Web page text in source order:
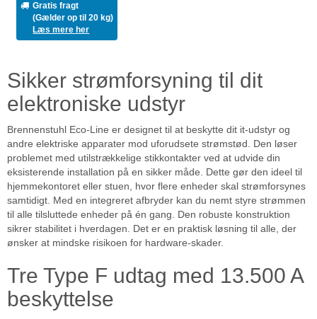
Gratis fragt
(Gælder op til 20 kg)
Læs mere her
Sikker strømforsyning til dit
elektroniske udstyr
Brennenstuhl Eco-Line er designet til at beskytte dit it-udstyr og
andre elektriske apparater mod uforudsete strømstød. Den løser
problemet med utilstrækkelige stikkontakter ved at udvide din
eksisterende installation på en sikker måde. Dette gør den ideel til
hjemmekontoret eller stuen, hvor flere enheder skal strømforsynes
samtidigt. Med en integreret afbryder kan du nemt styre strømmen
til alle tilsluttede enheder på én gang. Den robuste konstruktion
sikrer stabilitet i hverdagen. Det er en praktisk løsning til alle, der
ønsker at mindske risikoen for hardware-skader.
Tre Type F udtag med 13.500 A
beskyttelse